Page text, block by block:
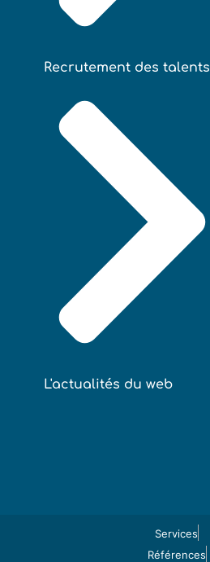
Recrutement des talents
L'actualités du web
Services
Références